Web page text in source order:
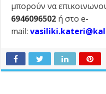
μπορούν να
6946096502 ή στο e-
mail: